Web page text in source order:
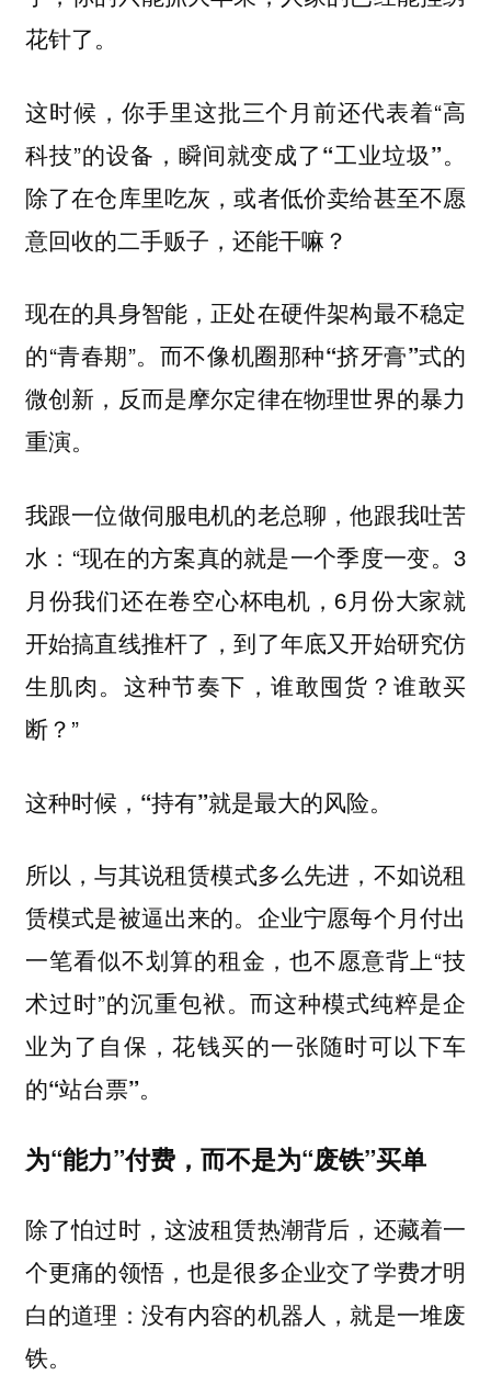
花针了。
这时候，你手里这批三个月前还代表着“高
科技”的设备， 瞬间就变成了“工业垃圾”。
除了在仓库里吃灰，或者低价卖给甚至不愿
意回收的二手贩子，还能干嘛？
现在的具身智能，正处在硬件架构最不稳定
的“青春期”。 而不像机圈那种“挤牙膏”式的
微创新，反而是摩尔定律在物理世界的暴力
重演。
我跟一位做伺服电机的老总聊，他跟我吐苦
水：“现在的方案真的就是一个季度一变。3
月份我们还在卷空心杯电机，6月份大家就
开始搞直线推杆了，到了年底又开始研究仿
生肌肉。这种节奏下，谁敢囤货？谁敢买
断？”
这种时候，“持有”就是最大的风险。
所以，与其说租赁模式多么先进，不如说租
赁模式是被逼出来的。 企业宁愿每个月付出
一笔看似不划算的租金，也不愿意背上“技
术过时”的沉重包袱。而这种模式纯粹是企
业为了自保，花钱买的一张随时可以下车
的“站台票”。
为“能力”付费，而不是为“废铁”买单
除了怕过时，这波租赁热潮背后，还藏着一
个更痛的领悟，也是很多企业交了学费才明
白的道理：没有内容的机器人，就是一堆废
铁。